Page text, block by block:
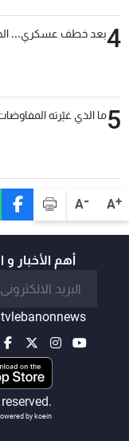
A+
A-
4بعد خطف عسكري...
5ما الذي غيّرته المفاوضات
أهم الأخبار
by koein